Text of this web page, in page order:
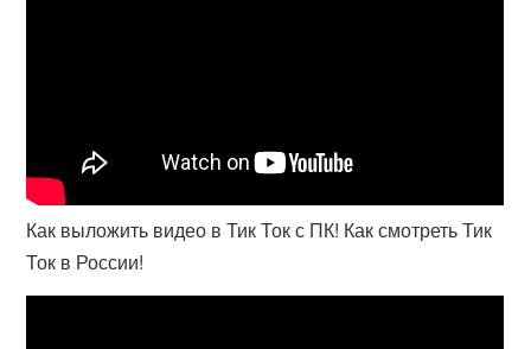
Как выложить видео в Тик Ток с ПК! Как смотреть Тик
Ток в России!